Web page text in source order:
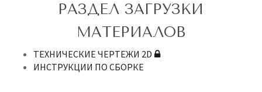
РАЗДЕЛ ЗАГРУЗКИ
МАТЕРИАЛОВ
ТЕХНИЧЕСКИЕ ЧЕРТЕЖИ 2D
ИНСТРУКЦИИ ПО СБОРКЕ